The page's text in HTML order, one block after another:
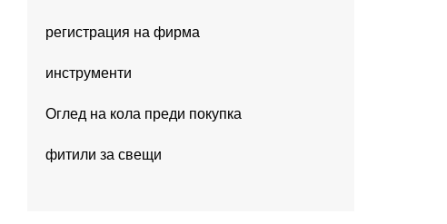
регистрация на фирма
инструменти
Оглед на кола преди покупка
фитили за свещи